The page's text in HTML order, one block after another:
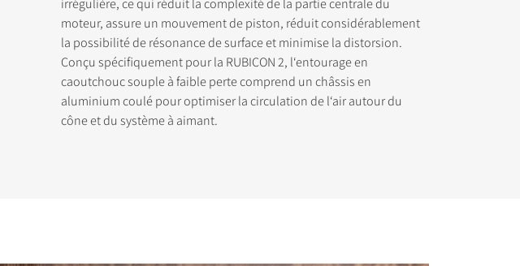
irrégulière, ce qui réduit la complexité de la partie centrale du
moteur, assure un mouvement de piston, réduit considérablement
la possibilité de résonance de surface et minimise la distorsion.
Conçu spécifiquement pour la RUBICON 2, l‘entourage en
caoutchouc souple à faible perte comprend un châssis en
aluminium coulé pour optimiser la circulation de l‘air autour du
cône et du système à aimant.